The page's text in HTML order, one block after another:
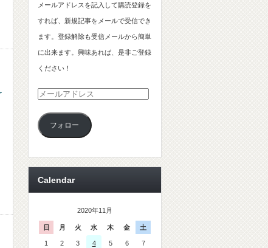
メールアドレスを記入して購読登録を
すれば、新規記事をメールで受信でき
ます。登録解除も受信メールから簡単
に出来ます。興味あれば、是非ご登録
ください！
メ
ル
ド
フォロー
Calendar
2020年11月
日 月 火 水 木 金 土
1 2 3 4 5 6 7